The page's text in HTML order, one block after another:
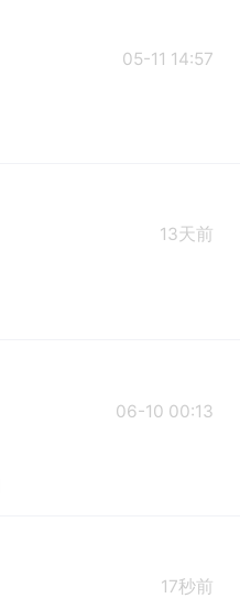
05-11 14:57
13天前
06-10 00:13
17秒前